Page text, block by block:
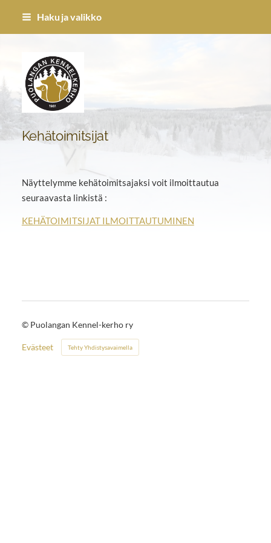
Siirry
Haku ja valikko
Puolangan Kennel-kerho ry
Kehätoimitsijat
Näyttelymme kehätoimitsajaksi voit ilmoittautua
seuraavasta linkistä :
KEHÄTOIMITSIJAT ILMOITTAUTUMINEN
© Puolangan Kennel-kerho ry
Evästeet Tehty Yhdistysavaimella